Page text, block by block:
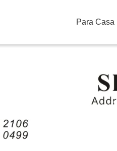
Para Casa